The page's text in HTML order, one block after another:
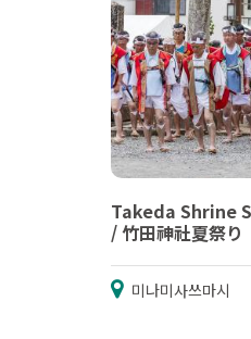
Takeda Shrine
/ 竹田神社夏祭り
미나미사쓰마시